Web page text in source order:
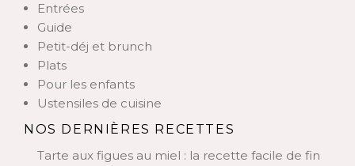
Entrées
Guide
Petit-déj et brunch
Plats
Pour les enfants
Ustensiles de cuisine
NOS DERNIÈRES RECETTES
Tarte aux figues au miel : la recette facile de fin